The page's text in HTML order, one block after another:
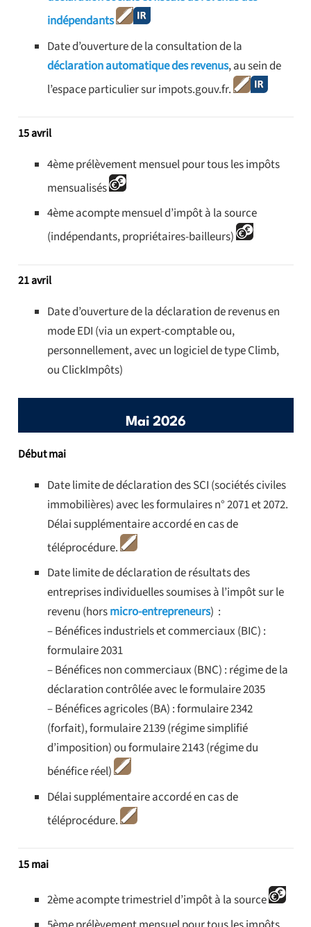
indépendants
Date d’ouverture de la consultation de la
déclaration automatique des revenus, au sein de
l’espace particulier sur impots.gouv.fr.
15 avril
4ème prélèvement mensuel pour tous les impôts
mensualisés
4ème acompte mensuel d’impôt à la source
(indépendants, propriétaires-bailleurs)
21 avril
Date d’ouverture de la déclaration de revenus en
mode EDI (via un expert-comptable ou,
personnellement, avec un logiciel de type Climb,
ou ClickImpôts)
Mai 2026
Début mai
Date limite de déclaration des SCI (sociétés civiles
immobilières) avec les formulaires n° 2071 et 2072.
Délai supplémentaire accordé en cas de
téléprocédure.
Date limite de déclaration de résultats des
entreprises individuelles soumises à l’impôt sur le
revenu (horsmicro-entrepreneurs) :
– Bénéfices industriels et commerciaux (BIC) :
formulaire 2031
– Bénéfices non commerciaux (BNC) : régime de la
déclaration contrôlée avec le formulaire 2035
– Bénéfices agricoles (BA) : formulaire 2342
(forfait), formulaire 2139 (régime simplifié
d’imposition) ou formulaire 2143 (régime du
bénéfice réel)
Délai supplémentaire accordé en cas de
téléprocédure.
15 mai
2ème acompte trimestriel d’impôt à la source